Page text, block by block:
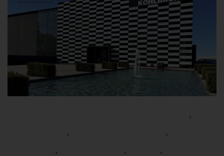
,
, ,
, , ,